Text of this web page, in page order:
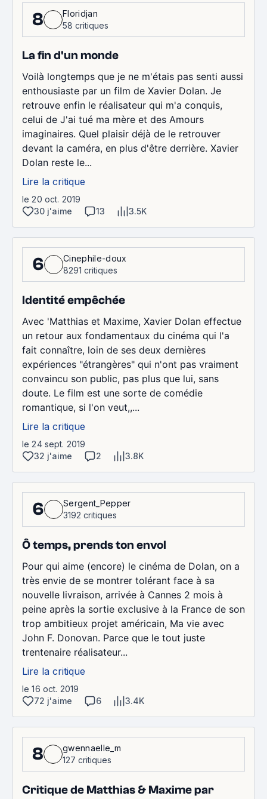
8
Floridjan
58 critiques
La fin d'un monde
Voilà longtemps que je ne m'étais pas senti aussi
enthousiaste par un film de Xavier Dolan. Je
retrouve enfin le réalisateur qui m'a conquis,
celui de J'ai tué ma mère et des Amours
imaginaires. Quel plaisir déjà de le retrouver
devant la caméra, en plus d'être derrière. Xavier
Dolan reste le...
Lire la critique
le 20 oct. 2019
30 j'aime
13 3.5K
6
Cinephile-doux
8291 critiques
Identité empêchée
Avec 'Matthias et Maxime, Xavier Dolan effectue
un retour aux fondamentaux du cinéma qui l'a
fait connaître, loin de ses deux dernières
expériences "étrangères" qui n'ont pas vraiment
convaincu son public, pas plus que lui, sans
doute. Le film est une sorte de comédie
romantique, si l'on veut,,...
Lire la critique
le 24 sept. 2019
32 j'aime
2 3.8K
6
Sergent_Pepper
3192 critiques
Ô temps, prends ton envol
Pour qui aime (encore) le cinéma de Dolan, on a
très envie de se montrer tolérant face à sa
nouvelle livraison, arrivée à Cannes 2 mois à
peine après la sortie exclusive à la France de son
trop ambitieux projet américain, Ma vie avec
John F. Donovan. Parce que le tout juste
trentenaire réalisateur...
Lire la critique
le 16 oct. 2019
72 j'aime
6 3.4K
8
gwennaelle_m
127 critiques
Critique de Matthias & Maxime par